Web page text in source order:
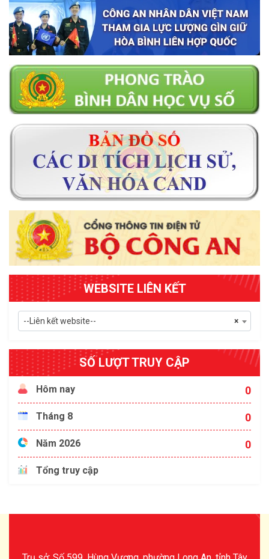
WEBSITE LIÊN KẾT
×
--Liên kết website--
SỐ LƯỢT TRUY CẬP
Hôm nay 0
Tháng 8 0
Năm 2026 0
Tổng truy cập